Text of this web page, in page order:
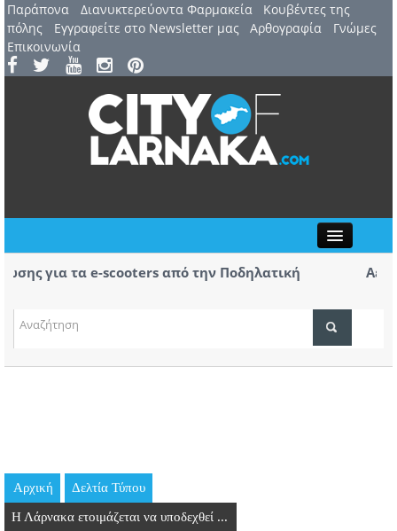
Παράπονα Διανυκτερεύοντα Φαρμακεία
Kουβέντες της
πόλης
Εγγραφείτε στο Newsletter μας Αρθογραφία
Γνώμες
Επικοινωνία
ΤΟΠΙΚΑ ΝΕΑ
ΘΕΣΕΙΣ ΕΡΓΑΣΙΑΣ
για τα e-scooters από την Ποδηλατική
Αερ.
(ΒΙΝΤΕΟ)
Αρχική Δελτία Τύπου
Η Λάρνακα ετοιμάζεται να υποδεχθεί ...